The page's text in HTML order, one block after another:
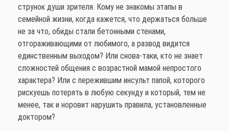
струнок души зрителя. Кому не знакомы этапы в
семейной жизни, когда кажется, что держаться больше
не за что, обиды стали бетонными стенами,
отгораживающими от любимого, а развод видится
единственным выходом? Или снова-таки, кто не знает
сложностей общения с возрастной мамой непростого
характера? Или с пережившим инсульт папой, которого
рискуешь потерять в любую секунду и который, тем не
менее, так и норовит нарушить правила, установленные
доктором?